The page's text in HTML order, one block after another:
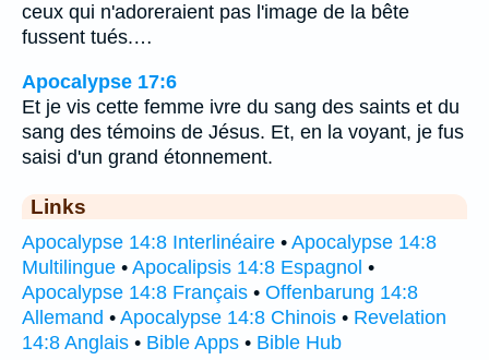
ceux qui n'adoreraient pas l'image de la bête
fussent tués.…
Apocalypse 17:6
Et je vis cette femme ivre du sang des saints et du
sang des témoins de Jésus. Et, en la voyant, je fus
saisi d'un grand étonnement.
Links
Apocalypse 14:8 Interlinéaire • Apocalypse 14:8
Multilingue • Apocalipsis 14:8 Espagnol •
Apocalypse 14:8 Français • Offenbarung 14:8
Allemand • Apocalypse 14:8 Chinois • Revelation
14:8 Anglais • Bible Apps • Bible Hub